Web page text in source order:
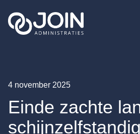
4 november 2025
Einde zachte